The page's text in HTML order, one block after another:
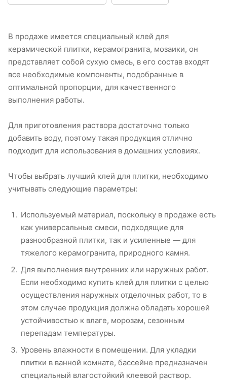
В продаже имеется специальный клей для
керамической плитки, керамогранита, мозаики, он
представляет собой сухую смесь, в его состав входят
все необходимые компоненты, подобранные в
оптимальной пропорции, для качественного
выполнения работы.
Для приготовления раствора достаточно только
добавить воду, поэтому такая продукция отлично
подходит для использования в домашних условиях.
Чтобы выбрать лучший клей для плитки, необходимо
учитывать следующие параметры:
Используемый материал, поскольку в продаже есть
как универсальные смеси, подходящие для
разнообразной плитки, так и усиленные — для
тяжелого керамогранита, природного камня.
Для выполнения внутренних или наружных работ.
Если необходимо купить клей для плитки с целью
осуществления наружных отделочных работ, то в
этом случае продукция должна обладать хорошей
устойчивостью к влаге, морозам, сезонным
перепадам температуры.
Уровень влажности в помещении. Для укладки
плитки в ванной комнате, бассейне предназначен
специальный влагостойкий клеевой раствор.